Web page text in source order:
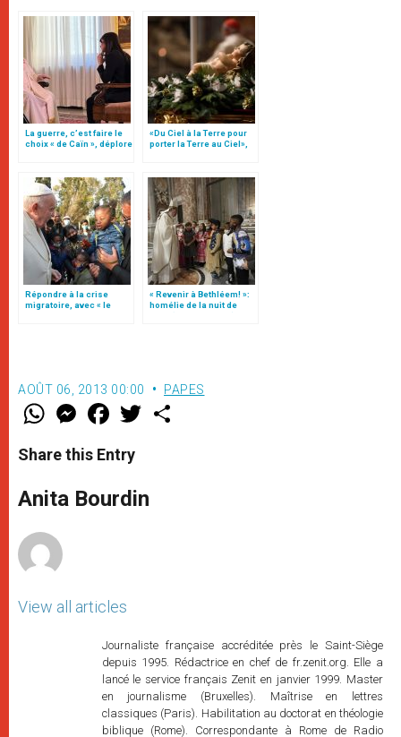
La guerre, c’est faire le
choix « de Caïn », déplore
«Du Ciel à la Terre pour
porter la Terre au Ciel»,
Répondre à la crise
migratoire, avec « le
« Revenir à Bethléem! »:
homélie de la nuit de
Noël (texte complet)
AOÛT 06, 2013 00:00 PAPES
W
t
s
p
p
M
e
s
e
g
e
F
a
e
b
o
k
w
r
Share this Entry
Anita Bourdin
View all articles
Journaliste française accréditée près le Saint-Siège
depuis 1995. Rédactrice en chef de fr.zenit.org. Elle a
lancé le service français Zenit en janvier 1999. Master
en journalisme (Bruxelles). Maîtrise en lettres
classiques (Paris). Habilitation au doctorat en théologie
biblique (Rome). Correspondante à Rome de Radio